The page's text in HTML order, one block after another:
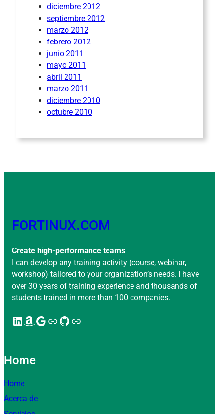
diciembre 2012
septiembre 2012
marzo 2012
febrero 2012
junio 2011
mayo 2011
abril 2011
marzo 2011
diciembre 2010
octubre 2010
FORTINUX.COM
Create high-performance teams
I can develop any training activity (course, webinar,
workshop) tailored to your organization’s needs. I have
over 30 years of training experience and thousands of
students trained in more than 100 companies.
LinkedIn Amazon Google Enlace GitHub Enlace
Home
Home
Acerca de